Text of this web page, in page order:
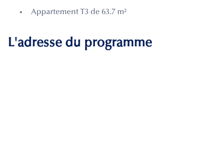
Appartement T3 de 63.7 m²
L'adresse du programme